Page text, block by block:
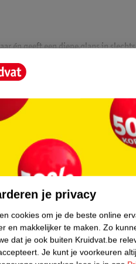
én geeft een diepe glans in
en gekleurd haar en houdt
getest.
vijf minuten inwerken en
conditie van je haar. Gebruik de
haar een dubbele hoeveelheid
je privacy
cookies om je de beste online
en makkelijker te maken. Zo
dat je ook buiten Kruidvat.be
Je kunt je voorkeuren